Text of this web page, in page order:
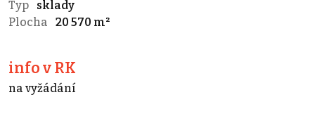
Typ
sklady
Plocha
20 570 m²
info v RK
na vyžádání